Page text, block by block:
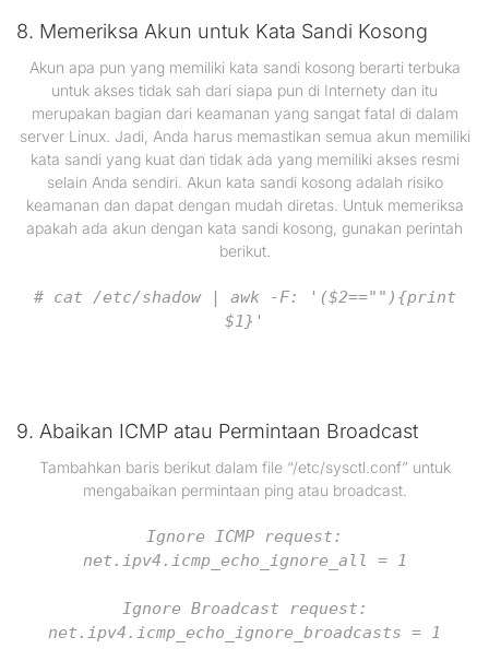
8. Memeriksa Akun untuk Kata Sandi Kosong
Akun apa pun yang memiliki kata sandi kosong berarti terbuka
untuk akses tidak sah dari siapa pun di Internety dan itu
merupakan bagian dari keamanan yang sangat fatal di dalam
server Linux. Jadi, Anda harus memastikan semua akun memiliki
kata sandi yang kuat dan tidak ada yang memiliki akses resmi
selain Anda sendiri. Akun kata sandi kosong adalah risiko
keamanan dan dapat dengan mudah diretas. Untuk memeriksa
apakah ada akun dengan kata sandi kosong, gunakan perintah
berikut.
# cat /etc/shadow | awk -F: '($2==""){print
$1}'
9. Abaikan ICMP atau Permintaan Broadcast
Tambahkan baris berikut dalam file “/etc/sysctl.conf” untuk
mengabaikan permintaan ping atau broadcast.
Ignore ICMP request:
net.ipv4.icmp_echo_ignore_all = 1
Ignore Broadcast request:
net.ipv4.icmp_echo_ignore_broadcasts = 1